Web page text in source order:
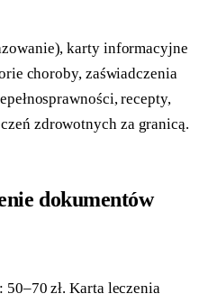
karty informacyjne
choroby, zaświadczenia
recepty,
zdrowotnych za granicą.
dokumentów
zł. Karta leczenia